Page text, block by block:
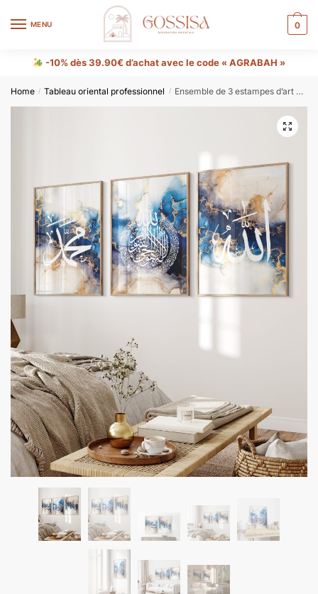
MENU 0
-10% dès 39.90€ d’achat avec le code « AGRABAH »
Home / Tableau oriental professionnel / Ensemble de 3 estampes d’art mural islamique, Allah Ayatul Kursi Muhammad